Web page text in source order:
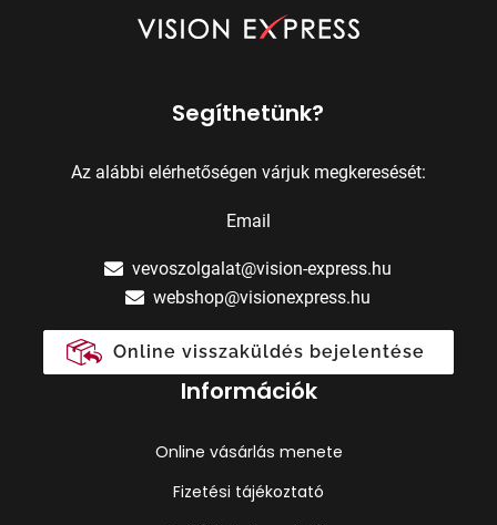
Segíthetünk?
Az alábbi elérhetőségen várjuk megkeresését:
Email
vevoszolgalat@vision-express.hu
webshop@visionexpress.hu
Online visszaküldés bejelentése
Információk
Online vásárlás menete
Fizetési tájékoztató